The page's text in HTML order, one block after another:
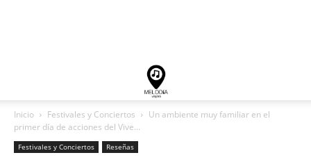
Inicio Festivales y Conciertos
Un ambiente muy familiar en el
primer día de acciones del Vive...
Festivales y Conciertos Reseñas